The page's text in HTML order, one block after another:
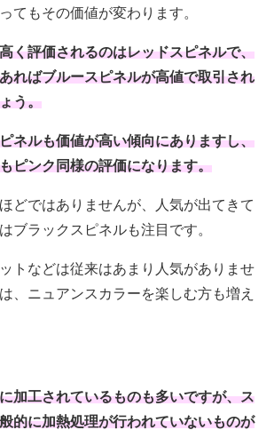
てもその価値が変わります。
く評価されるのはレッドスピネルで、
ればブルースピネルが高値で取引され
う。
ネルも価値が高い傾向にありますし、
ピンク同様の評価になります。
どではありませんが、人気が出てきて
ブラックスピネルも注目です。
トなどは従来はあまり人気がありませ
、ニュアンスカラーを楽しむ方も増え
加工されているものも多いですが、ス
的に加熱処理が行われていないものが